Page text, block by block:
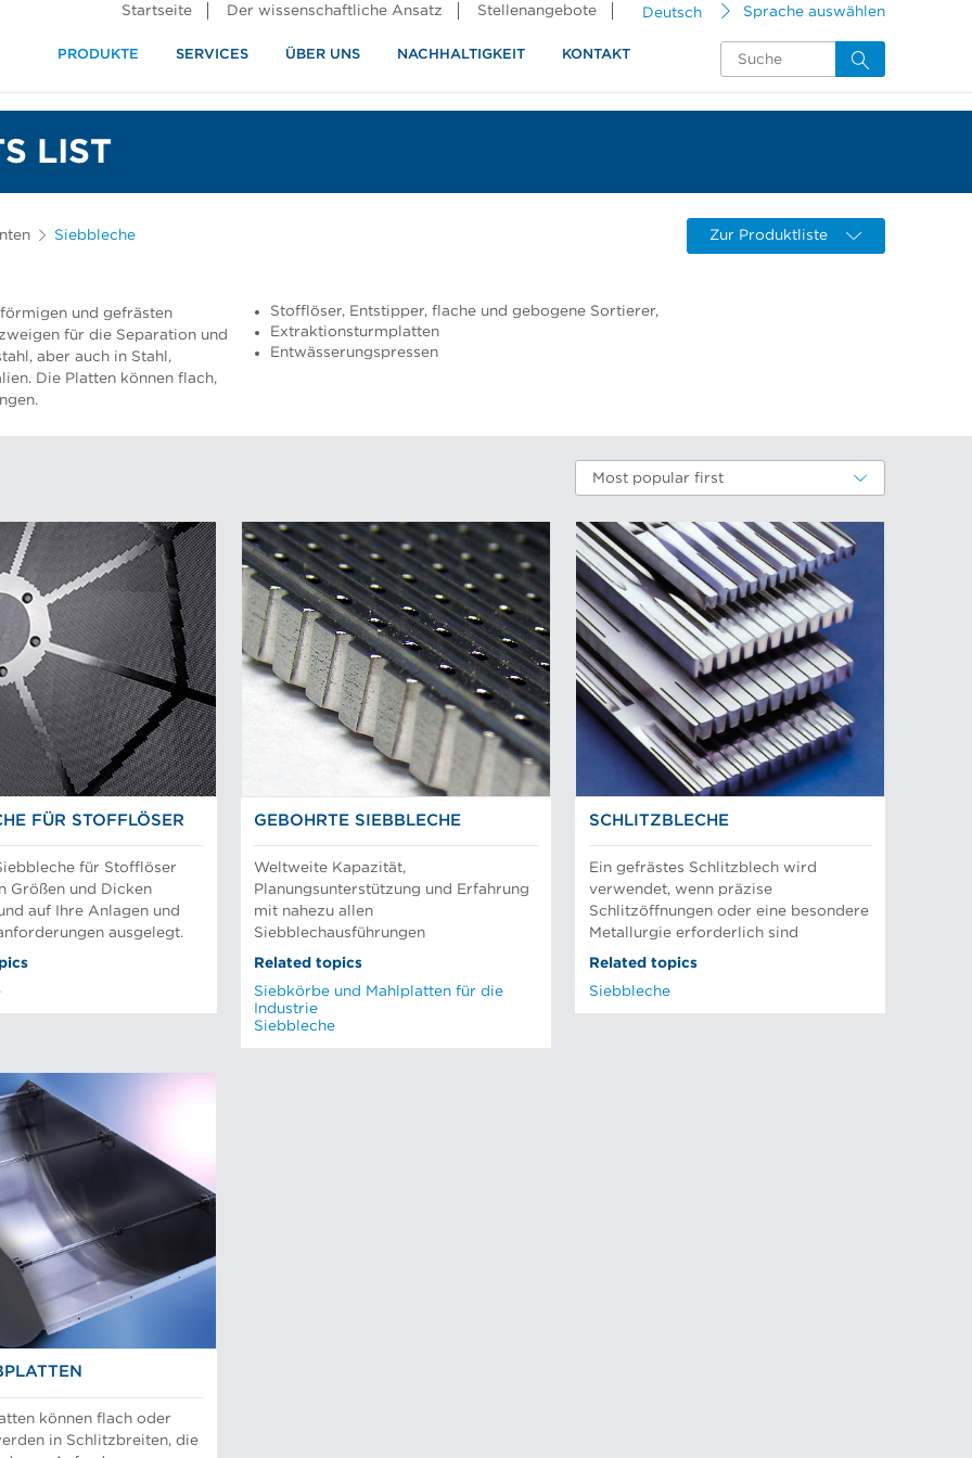
Deutsch Sprache auswählen
Startseite Der wissenschaftliche Ansatz Stellenangebote
PRODUKTE SERVICES ÜBER UNS NACHHALTIGKEIT KONTAKT
LIST
Siebbleche Zur Produktliste
und gefrästen
für die Separation und
aber auch in Stahl,
Die Platten können flach,
Stofflöser, Entstipper, flache und gebogene Sortierer,
Extraktionsturmplatten
Entwässerungspressen
Most popular first
FÜR STOFFLÖSER
für Stofflöser
Größen und Dicken
auf Ihre Anlagen und
ausgelegt.
GEBOHRTE SIEBBLECHE
Weltweite Kapazität,
Planungsunterstützung und Erfahrung
mit nahezu allen
Siebblechausführungen
Related topics
Siebkörbe und Mahlplatten für die
Industrie
Siebbleche
SCHLITZBLECHE
Ein gefrästes Schlitzblech wird
verwendet, wenn präzise
Schlitzöffnungen oder eine besondere
Metallurgie erforderlich sind
Related topics
Siebbleche
können flach oder
in Schlitzbreiten, die